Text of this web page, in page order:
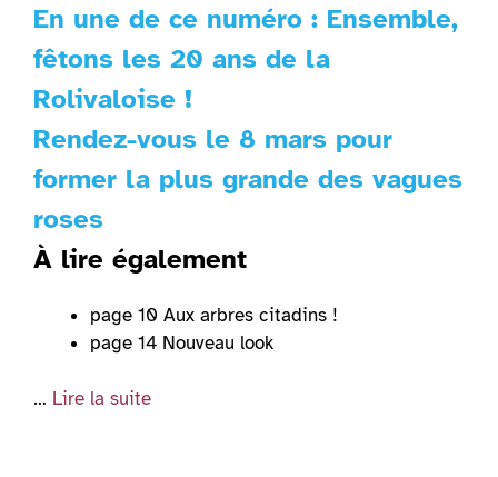
En une de ce numéro : Ensemble,
fêtons les 20 ans de la
Rolivaloise !
Rendez-vous le 8 mars pour
former la plus grande des vagues
roses
À lire également
page 10 Aux arbres citadins !
page 14 Nouveau look
… Lire la suite